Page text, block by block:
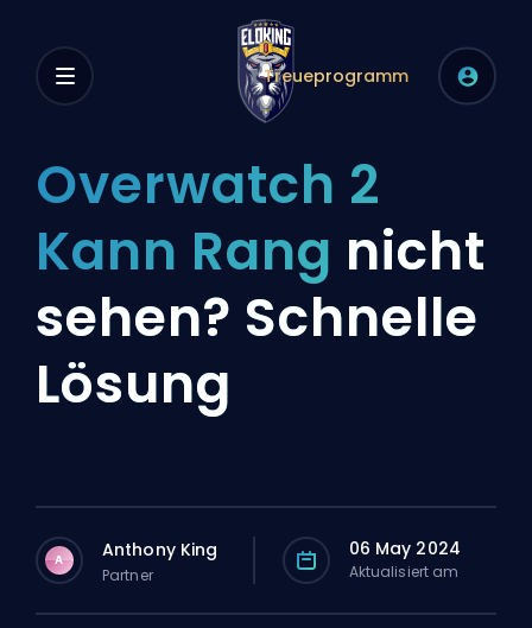
Treueprogramm
Overwatch 2
Kann Rang nicht
sehen? Schnelle
Lösung
A Anthony King
Partner
06 May 2024
Aktualisiert am